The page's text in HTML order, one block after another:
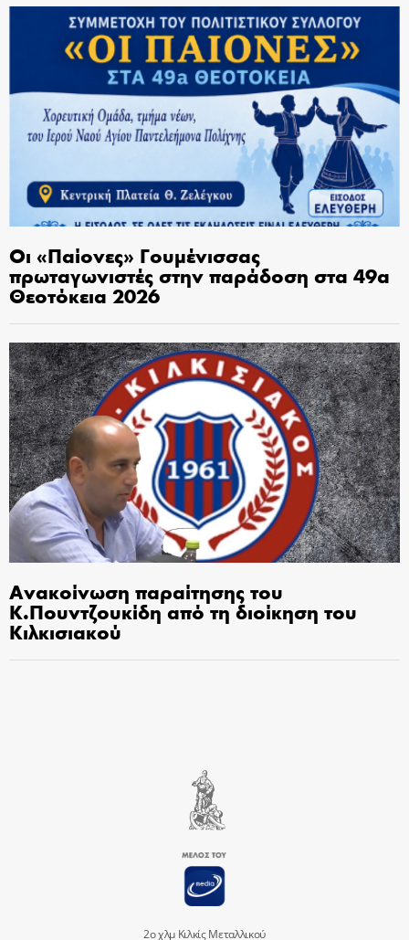
Οι «Παίονες» Γουμένισσας
πρωταγωνιστές στην παράδοση στα 49α
Θεοτόκεια 2026
Ανακοίνωση παραίτησης του
Κ.Πουντζουκίδη από τη διοίκηση του
Κιλκισιακού
2ο χλμ Κιλκίς Μεταλλικού